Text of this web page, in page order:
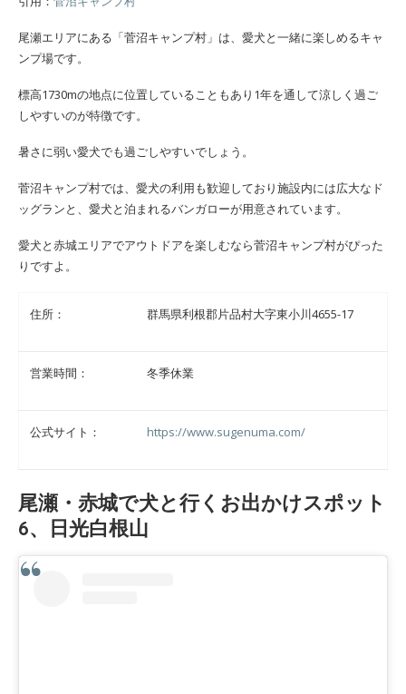
尾瀬エリアにある「菅沼キャンプ村」は、愛犬と一緒に楽しめるキャ
ンプ場です。
標高1730mの地点に位置していることもあり1年を通して涼しく過ご
しやすいのが特徴です。
暑さに弱い愛犬でも過ごしやすいでしょう。
菅沼キャンプ村では、愛犬の利用も歓迎しており施設内には広大なド
ッグランと、愛犬と泊まれるバンガローが用意されています。
愛犬と赤城エリアでアウトドアを楽しむなら菅沼キャンプ村がぴった
りですよ。
住所： 群馬県利根郡片品村大字東小川4655-17
営業時間： 冬季休業
公式サイト： https://www.sugenuma.com/
尾瀬・赤城で犬と行くお出かけスポット
6、日光白根山